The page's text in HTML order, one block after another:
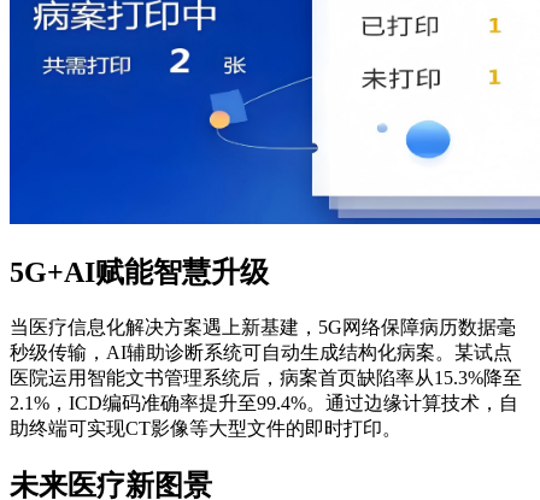
5G+AI赋能智慧升级
当医疗信息化解决方案遇上新基建，5G网络保障病历数据毫
秒级传输，AI辅助诊断系统可自动生成结构化病案。某试点
医院运用智能文书管理系统后，病案首页缺陷率从15.3%降至
2.1%，ICD编码准确率提升至99.4%。通过边缘计算技术，自
助终端可实现CT影像等大型文件的即时打印。
未来医疗新图景